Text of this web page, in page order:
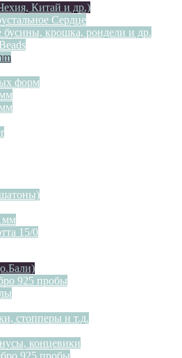
Китай и др.)
Сердце
бусины, крошка, рондели и др.
форм
15/0
925 пробы
стопперы и т.д.
концевики
925 пробы